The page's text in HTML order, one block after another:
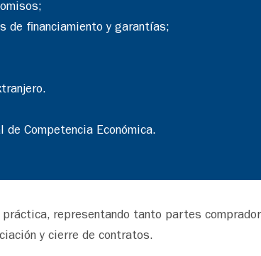
de financiamiento y garantías;
Competencia Económica.
representando tanto partes
y cierre de contratos.